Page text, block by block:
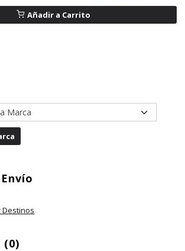
Destinos
(0)
Añadir a Carrito